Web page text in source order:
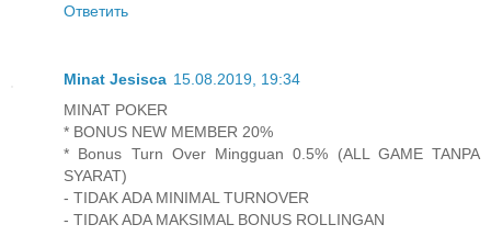
Ответить
Minat Jesisca 15.08.2019, 19:34
MINAT POKER
* BONUS NEW MEMBER 20%
* Bonus Turn Over Mingguan 0.5% (ALL GAME TANPA
SYARAT)
- TIDAK ADA MINIMAL TURNOVER
- TIDAK ADA MAKSIMAL BONUS ROLLINGAN